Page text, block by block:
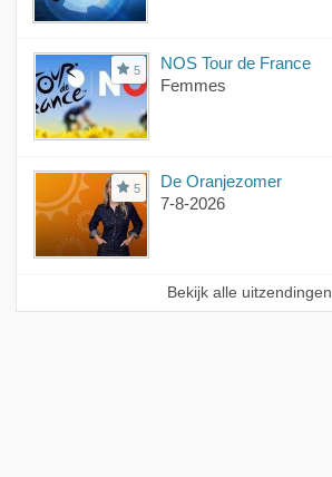
5
NOS Tour de France
Femmes
5
De Oranjezomer
7-8-2026
Bekijk alle uitzendingen